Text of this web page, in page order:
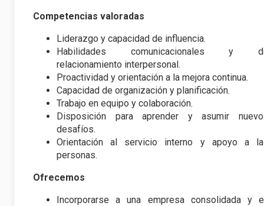
Competencias valoradas
Liderazgo y capacidad de influencia.
Habilidades comunicacionales y
relacionamiento interpersonal.
Proactividad y orientación a la mejora continua.
Capacidad de organización y planificación.
Trabajo en equipo y colaboración.
Disposición para aprender y asumir
desafíos.
Orientación al servicio interno y apoyo a
personas.
Ofrecemos
Incorporarse a una empresa consolidada y